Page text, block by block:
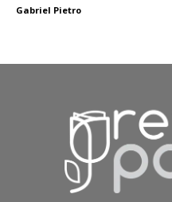
Gabriel Pietro